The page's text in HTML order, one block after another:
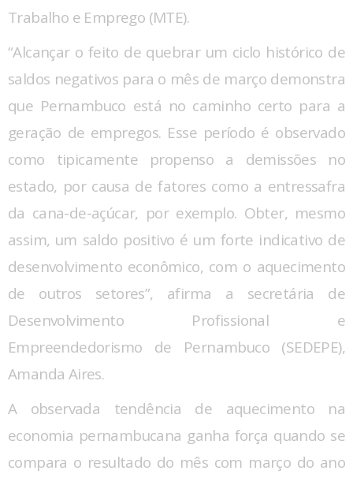
Trabalho e Emprego (MTE).
“Alcançar o feito de quebrar um ciclo histórico de
saldos negativos para o mês de março demonstra
que Pernambuco está no caminho certo para a
geração de empregos. Esse período é observado
como tipicamente propenso a demissões no
estado, por causa de fatores como a entressafra
da cana-de-açúcar, por exemplo. Obter, mesmo
assim, um saldo positivo é um forte indicativo de
desenvolvimento econômico, com o aquecimento
de outros setores”, afirma a secretária de
Desenvolvimento Profissional e
Empreendedorismo de Pernambuco (SEDEPE),
Amanda Aires.
A observada tendência de aquecimento na
economia pernambucana ganha força quando se
compara o resultado do mês com março do ano